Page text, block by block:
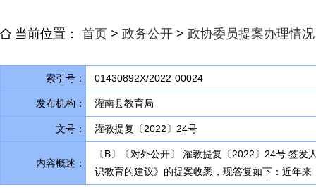
当前位置： 首页 > 政务公开 > 政协委员提案办理情况
索引号： 01430892X/2022-00024
发布机构： 灌南县教育局
文号： 灌教提复〔2022〕24号
内容概述：
〔B〕〔对外公开〕 灌教提复〔2022〕24号 签
识教育的建议》的提案收悉 ， 现答复如下：近年来